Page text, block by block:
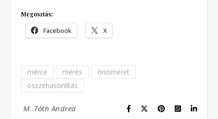
Megosztás:
Facebook X
mérce mérés
önismeret
összehasonlítás
M. Tóth Andrea